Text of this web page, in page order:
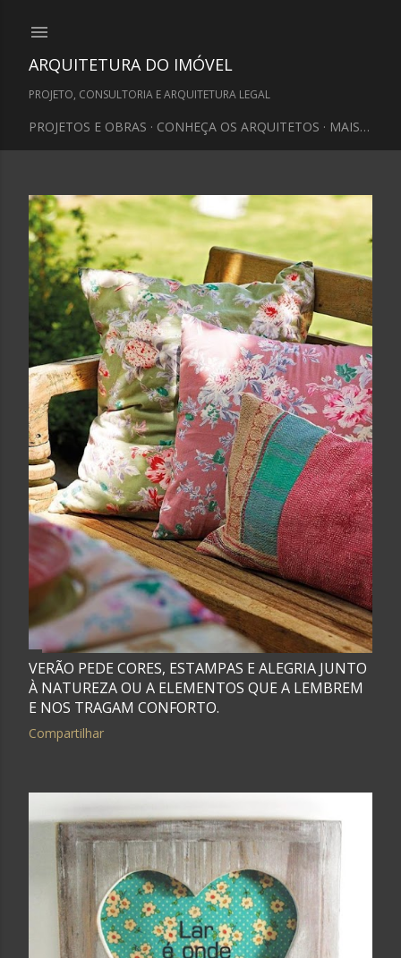
ARQUITETURA DO IMÓVEL
PROJETO, CONSULTORIA E ARQUITETURA LEGAL
PROJETOS E OBRAS CONHEÇA OS ARQUITETOS MAIS…
P
o
s
t
a
g
e
n
s
VERÃO PEDE CORES, ESTAMPAS E ALEGRIA JUNTO
À NATUREZA OU A ELEMENTOS QUE A LEMBREM
E NOS TRAGAM CONFORTO.
Compartilhar